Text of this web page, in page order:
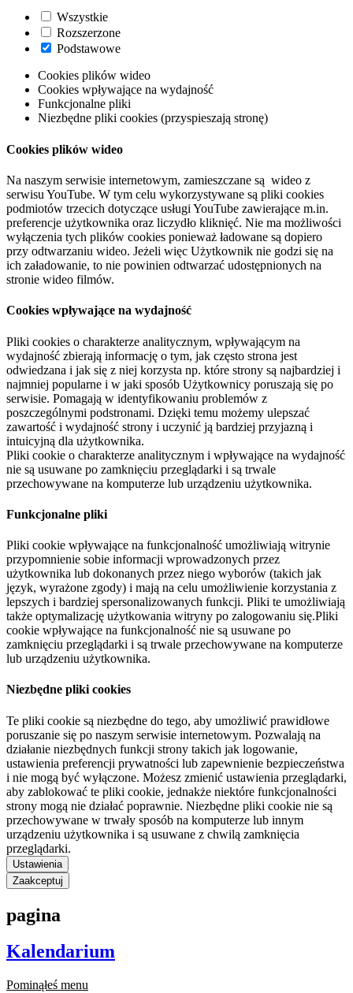
Wszystkie
Rozszerzone
Podstawowe
Cookies plików wideo
Cookies wpływające na wydajność
Funkcjonalne pliki
Niezbędne pliki cookies (przyspieszają stronę)
Cookies plików wideo
Na naszym serwisie internetowym, zamieszczane są wideo z
serwisu YouTube. W tym celu wykorzystywane są pliki cookies
podmiotów trzecich dotyczące usługi YouTube zawierające m.in.
preferencje użytkownika oraz liczydło kliknięć. Nie ma możliwości
wyłączenia tych plików cookies ponieważ ładowane są dopiero
przy odtwarzaniu wideo. Jeżeli więc Użytkownik nie godzi się na
ich załadowanie, to nie powinien odtwarzać udostępnionych na
stronie wideo filmów.
Cookies wpływające na wydajność
Pliki cookies o charakterze analitycznym, wpływającym na
wydajność zbierają informację o tym, jak często strona jest
odwiedzana i jak się z niej korzysta np. które strony są najbardziej i
najmniej popularne i w jaki sposób Użytkownicy poruszają się po
serwisie. Pomagają w identyfikowaniu problemów z
poszczególnymi podstronami. Dzięki temu możemy ulepszać
zawartość i wydajność strony i uczynić ją bardziej przyjazną i
intuicyjną dla użytkownika.
Pliki cookie o charakterze analitycznym i wpływające na wydajność
nie są usuwane po zamknięciu przeglądarki i są trwale
przechowywane na komputerze lub urządzeniu użytkownika.
Funkcjonalne pliki
Pliki cookie wpływające na funkcjonalność umożliwiają witrynie
przypomnienie sobie informacji wprowadzonych przez
użytkownika lub dokonanych przez niego wyborów (takich jak
język, wyrażone zgody) i mają na celu umożliwienie korzystania z
lepszych i bardziej spersonalizowanych funkcji. Pliki te umożliwiają
także optymalizację użytkowania witryny po zalogowaniu się.Pliki
cookie wpływające na funkcjonalność nie są usuwane po
zamknięciu przeglądarki i są trwale przechowywane na komputerze
lub urządzeniu użytkownika.
Niezbędne pliki cookies
Te pliki cookie są niezbędne do tego, aby umożliwić prawidłowe
poruszanie się po naszym serwisie internetowym. Pozwalają na
działanie niezbędnych funkcji strony takich jak logowanie,
ustawienia preferencji prywatności lub zapewnienie bezpieczeństwa
i nie mogą być wyłączone. Możesz zmienić ustawienia przeglądarki,
aby zablokować te pliki cookie, jednakże niektóre funkcjonalności
strony mogą nie działać poprawnie. Niezbędne pliki cookie nie są
przechowywane w trwały sposób na komputerze lub innym
urządzeniu użytkownika i są usuwane z chwilą zamknięcia
przeglądarki.
Ustawienia
Zaakceptuj
pagina
Kalendarium
Pominąłeś menu